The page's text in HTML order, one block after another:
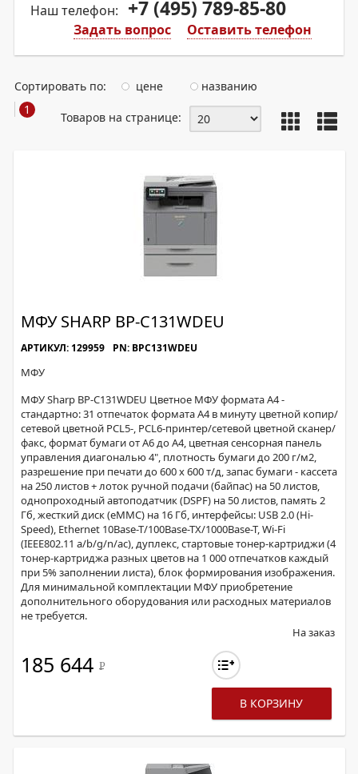
Наш телефон:
+7 (495) 789-85-80
Оставить телефон
Задать вопрос
Сортировать по: цене
названию
1
Товаров на странице:
МФУ SHARP BP-C131WDEU
АРТИКУЛ: 129959 PN: BPC131WDEU
МФУ
МФУ Sharp BP-C131WDEU Цветное МФУ формата A4 -
стандартно: 31 отпечаток формата A4 в минуту цветной копир/
сетевой цветной PCL5-, PCL6-принтер/сетевой цветной сканер/
факс, формат бумаги от A6 до A4, цветная сенсорная панель
управления диагональю 4", плотность бумаги до 200 г/м2,
разрешение при печати до 600 x 600 т/д, запас бумаги - кассета
на 250 листов + лоток ручной подачи (байпас) на 50 листов,
однопроходный автоподатчик (DSPF) на 50 листов, память 2
Гб, жесткий диск (eMMC) на 16 Гб, интерфейсы: USB 2.0 (Hi-
Speed), Ethernet 10Base-T/100Base-TX/1000Base-T, Wi-Fi
(IEEE802.11 a/b/g/n/ac), дуплекс, стартовые тонер-картриджи (4
тонер-картриджа разных цветов на 1 000 отпечатков каждый
при 5% заполнении листа), блок формирования изображения.
Для минимальной комплектации МФУ приобретение
дополнительного оборудования или расходных материалов
не требуется.
На заказ
185 644 Р
В КОРЗИНУ